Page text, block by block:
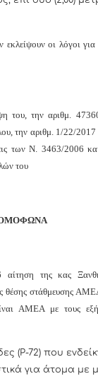
οι λόγοι για
του, την αριθμ.
την αριθμ. 1/22/
των Ν. 3463/2006
του
αίτηση της κας
θέσης στάθμευσης
ΑΜΕΑ με τους
(Ρ-72) που
για άτομα με